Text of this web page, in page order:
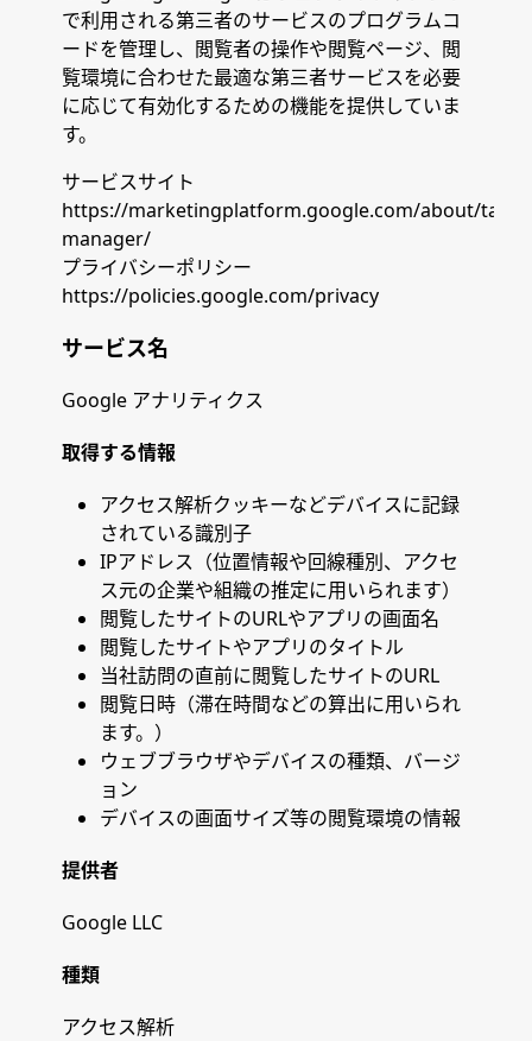
で利用される第三者のサービスのプログラムコ
ードを管理し、閲覧者の操作や閲覧ページ、閲
覧環境に合わせた最適な第三者サービスを必要
に応じて有効化するための機能を提供していま
す。
サービスサイト
https://marketingplatform.google.com/about/tag-
manager/
プライバシーポリシー
https://policies.google.com/privacy
サービス名
Google アナリティクス
取得する情報
アクセス解析クッキーなどデバイスに記録
されている識別子
IPアドレス（位置情報や回線種別、アクセ
ス元の企業や組織の推定に用いられます）
閲覧したサイトのURLやアプリの画面名
閲覧したサイトやアプリのタイトル
当社訪問の直前に閲覧したサイトのURL
閲覧日時（滞在時間などの算出に用いられ
ます。）
ウェブブラウザやデバイスの種類、バージ
ョン
デバイスの画面サイズ等の閲覧環境の情報
提供者
Google LLC
種類
アクセス解析